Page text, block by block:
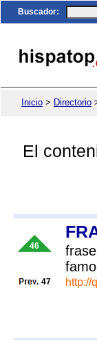
Buscador:
Inicio > Directorio
El
46
47 http://